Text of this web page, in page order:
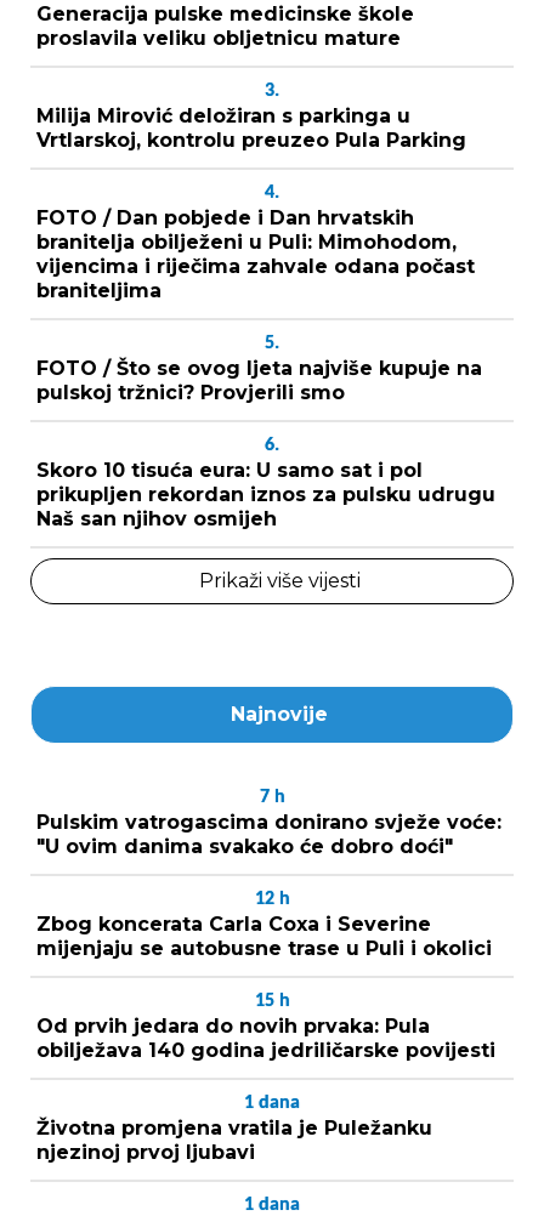
Generacija pulske medicinske škole
proslavila veliku obljetnicu mature
3.
Milija Mirović deložiran s parkinga u
Vrtlarskoj, kontrolu preuzeo Pula Parking
4.
FOTO / Dan pobjede i Dan hrvatskih
branitelja obilježeni u Puli: Mimohodom,
vijencima i riječima zahvale odana počast
braniteljima
5.
FOTO / Što se ovog ljeta najviše kupuje na
pulskoj tržnici? Provjerili smo
6.
Skoro 10 tisuća eura: U samo sat i pol
prikupljen rekordan iznos za pulsku udrugu
Naš san njihov osmijeh
Prikaži više vijesti
Najnovije
7 h
Pulskim vatrogascima donirano svježe voće:
"U ovim danima svakako će dobro doći"
12 h
Zbog koncerata Carla Coxa i Severine
mijenjaju se autobusne trase u Puli i okolici
15 h
Od prvih jedara do novih prvaka: Pula
obilježava 140 godina jedriličarske povijesti
1 dana
Životna promjena vratila je Puležanku
njezinoj prvoj ljubavi
1 dana